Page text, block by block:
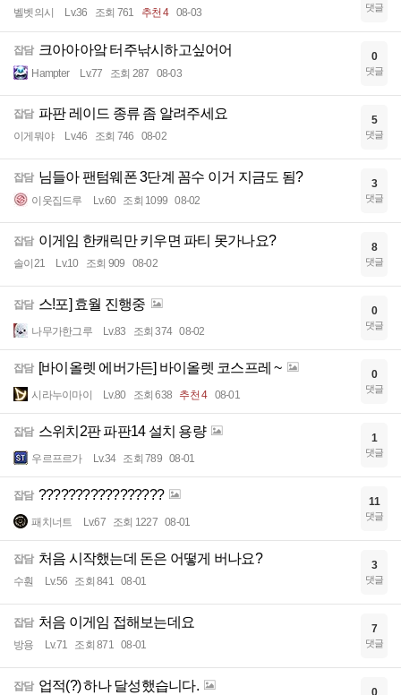
벨벳의시 Lv.36 조회 761 추천 4 08-03 댓글
잡담 크아아아앜 터주낚시하고싶어어
Hampter Lv.77 조회 287 08-03
0
댓글
잡담 파판 레이드 종류 좀 알려주세요
이게뭐야 Lv.46 조회 746 08-02
5
댓글
잡담 님들아 팬텀웨폰 3단계 꼼수 이거 지금도 됨?
이웃집드루 Lv.60 조회 1099 08-02
3
댓글
잡담 이게임 한캐릭만 키우면 파티 못가나요?
솔이21 Lv.10 조회 909 08-02
8
댓글
잡담 스!포] 효월 진행중
나무가한그루 Lv.83 조회 374 08-02
0
댓글
잡담 [바이올렛 에버가든] 바이올렛 코스프레 ~
시라누이마이 Lv.80 조회 638 추천 4 08-01
0
댓글
잡담 스위치2판 파판14 설치 용량
우르프르가 Lv.34 조회 789 08-01
1
댓글
잡담 ?????????????????
패치너트 Lv.67 조회 1227 08-01
11
댓글
잡담 처음 시작했는데 돈은 어떻게 버나요?
수훤 Lv.56 조회 841 08-01
3
댓글
잡담 처음 이게임 접해보는데요
방용 Lv.71 조회 871 08-01
7
댓글
잡담 업적(?) 하나 달성했습니다. 0